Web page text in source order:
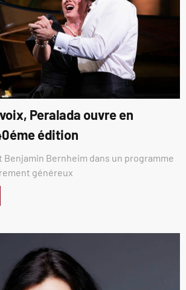
Peralada ouvre en
édition
Benjamin Bernheim dans un programme
généreux